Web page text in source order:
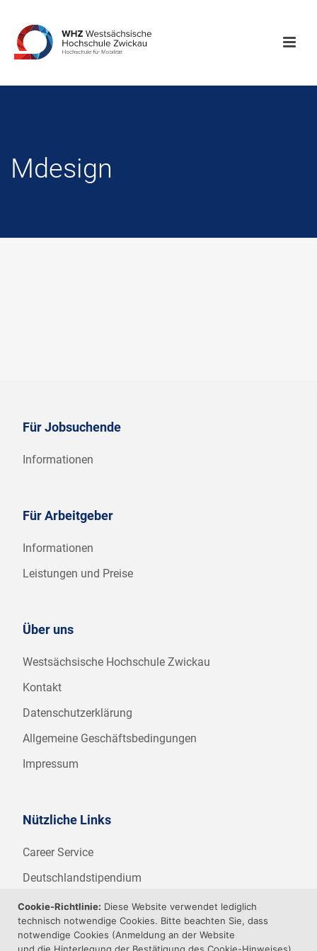
Mdesign
Für Jobsuchende
Informationen
Für Arbeitgeber
Informationen
Leistungen und Preise
Über uns
Westsächsische Hochschule Zwickau
Kontakt
Datenschutzerklärung
Allgemeine Geschäftsbedingungen
Impressum
Nützliche Links
Career Service
Deutschlandstipendium
WHZ Firmenstipendium
Weitere Angebote der WHZ
Cookie-Richtlinie: Diese Website verwendet lediglich
technisch notwendige Cookies. Bitte beachten Sie, dass
notwendige Cookies (Anmeldung an der Website